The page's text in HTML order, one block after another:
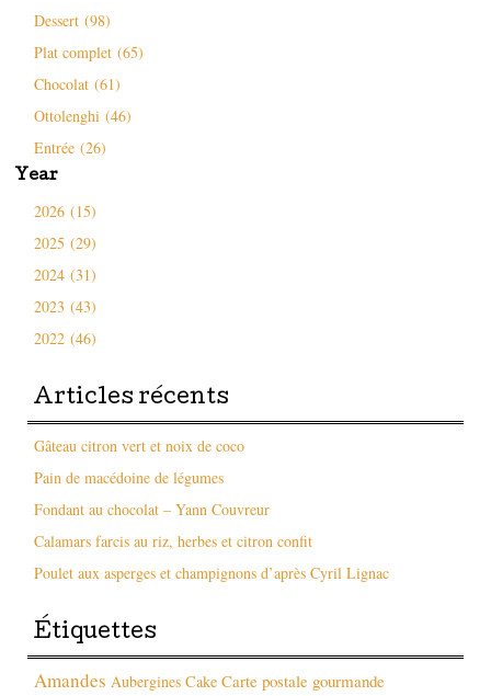
Dessert (98)
Plat complet (65)
Chocolat (61)
Ottolenghi (46)
Entrée (26)
Year
2026 (15)
2025 (29)
2024 (31)
2023 (43)
2022 (46)
Articles récents
Gâteau citron vert et noix de coco
Pain de macédoine de légumes
Fondant au chocolat – Yann Couvreur
Calamars farcis au riz, herbes et citron confit
Poulet aux asperges et champignons d’après Cyril Lignac
Étiquettes
Amandes Aubergines Cake Carte postale gourmande